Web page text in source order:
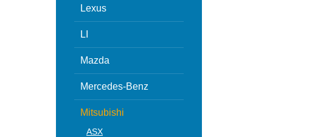
Lexus
LI
Mazda
Mercedes-Benz
Mitsubishi
ASX